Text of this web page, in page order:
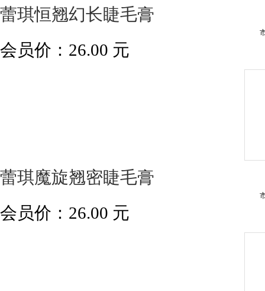
蕾琪恒翘幻长睫毛膏
会员价： 26.00 元
蕾琪魔旋翘密睫毛膏
会员价： 26.00 元